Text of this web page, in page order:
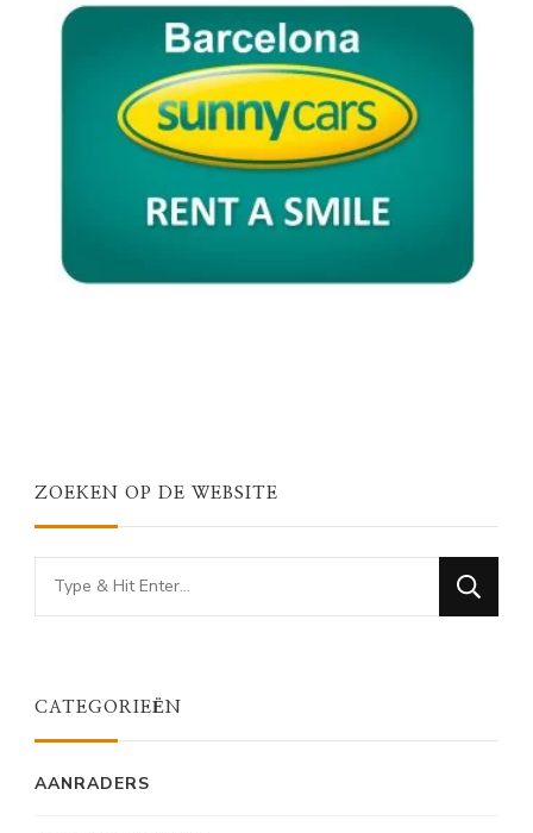
ZOEKEN OP DE WEBSITE
Looking
for
CATEGORIEËN
AANRADERS